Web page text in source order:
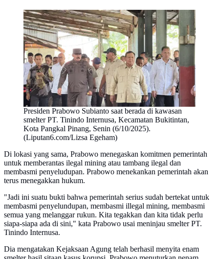
Presiden Prabowo Subianto saat berada di kawasan
smelter PT. Tinindo Internusa, Kecamatan Bukitintan,
Kota Pangkal Pinang, Senin (6/10/2025).
(Liputan6.com/Lizsa Egeham)
Di lokasi yang sama, Prabowo menegaskan komitmen pemerintah
untuk memberantas ilegal mining atau tambang ilegal dan
membasmi penyeludupan. Prabowo menekankan pemerintah akan
terus menegakkan hukum.
"Jadi ini suatu bukti bahwa pemerintah serius sudah bertekat untuk
membasmi penyelundupan, membasmi illegal mining, membasmi
semua yang melanggar rukun. Kita tegakkan dan kita tidak perlu
siapa-siapa ada di sini," kata Prabowo usai meninjau smelter PT.
Tinindo Internusa.
Dia mengatakan Kejaksaan Agung telah berhasil menyita enam